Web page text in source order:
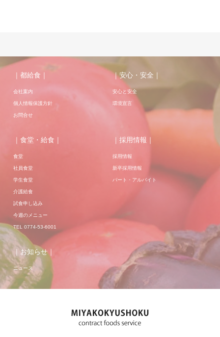
｜都給食｜
会社案内
個人情報保護方針
お問合せ
｜安心・安全｜
安心と安全
環境宣言
｜食堂・給食｜
食堂
社員食堂
学生食堂
介護給食
試食申し込み
今週のメニュー
TEL 0774-53-6001
｜採用情報｜
採用情報
新卒採用情報
パート・アルバイト
｜お知らせ｜
ニュース